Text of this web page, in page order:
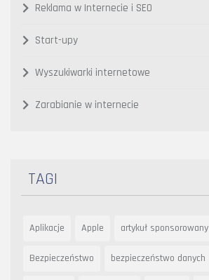
Reklama w Internecie i SEO
Start-upy
Wyszukiwarki internetowe
Zarabianie w internecie
TAGI
Aplikacje Apple artykuł sponsorowany
Bezpieczeństwo bezpieczeństwo danych